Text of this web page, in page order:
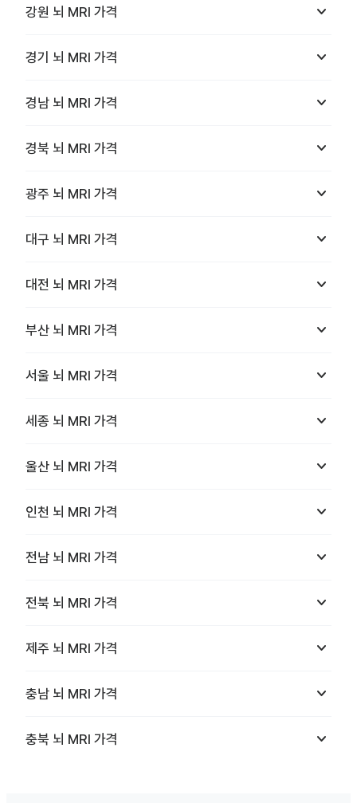
강원 뇌 MRI 가격 keyboard_arrow_down
경기 뇌 MRI 가격 keyboard_arrow_down
경남 뇌 MRI 가격 keyboard_arrow_down
경북 뇌 MRI 가격 keyboard_arrow_down
광주 뇌 MRI 가격 keyboard_arrow_down
대구 뇌 MRI 가격 keyboard_arrow_down
대전 뇌 MRI 가격 keyboard_arrow_down
부산 뇌 MRI 가격 keyboard_arrow_down
서울 뇌 MRI 가격 keyboard_arrow_down
세종 뇌 MRI 가격 keyboard_arrow_down
울산 뇌 MRI 가격 keyboard_arrow_down
인천 뇌 MRI 가격 keyboard_arrow_down
전남 뇌 MRI 가격 keyboard_arrow_down
전북 뇌 MRI 가격 keyboard_arrow_down
제주 뇌 MRI 가격 keyboard_arrow_down
충남 뇌 MRI 가격 keyboard_arrow_down
충북 뇌 MRI 가격 keyboard_arrow_down